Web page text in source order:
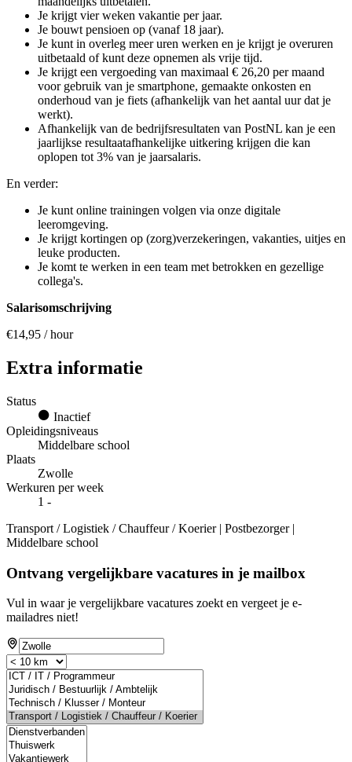
Je krijgt vier weken vakantie per jaar.
Je bouwt pensioen op (vanaf 18 jaar).
Je kunt in overleg meer uren werken en je krijgt je overuren
uitbetaald of kunt deze opnemen als vrije tijd.
Je krijgt een vergoeding van maximaal € 26,20 per maand
voor gebruik van je smartphone, gemaakte onkosten en
onderhoud van je fiets (afhankelijk van het aantal uur dat je
werkt).
Afhankelijk van de bedrijfsresultaten van PostNL kan je een
jaarlijkse resultaatafhankelijke uitkering krijgen die kan
oplopen tot 3% van je jaarsalaris.
En verder:
Je kunt online trainingen volgen via onze digitale
leeromgeving.
Je krijgt kortingen op (zorg)verzekeringen, vakanties, uitjes en
leuke producten.
Je komt te werken in een team met betrokken en gezellige
collega's.
Salarisomschrijving
€14,95 / hour
Extra informatie
Status
Inactief
Opleidingsniveaus
Middelbare school
Plaats
Zwolle
Werkuren per week
1 -
Transport / Logistiek / Chauffeur / Koerier | Postbezorger |
Middelbare school
Ontvang vergelijkbare vacatures in je mailbox
Vul in waar je vergelijkbare vacatures zoekt en vergeet je e-
mailadres niet!